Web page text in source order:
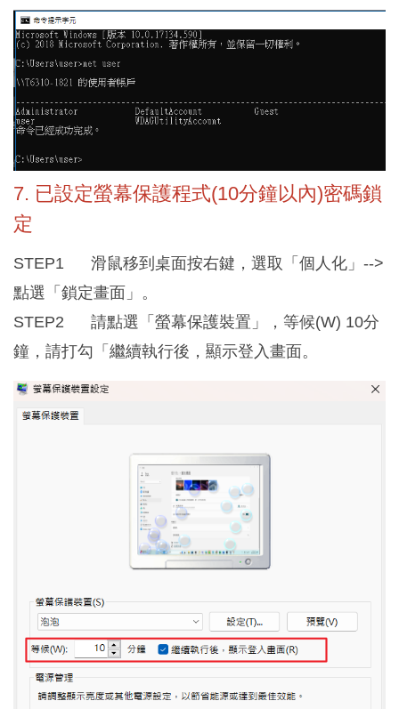
7. 已設定螢幕保護程式(10分鐘以內)密碼鎖
定
STEP1 滑鼠移到桌面按右鍵，選取「個人化」-->
點選「鎖定畫面」。
STEP2 請點選「螢幕保護裝置」，等候(W) 10分
鐘，請打勾「繼續執行後，顯示登入畫面。